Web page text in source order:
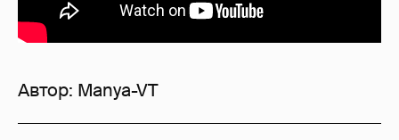
Автор: Manya-VT